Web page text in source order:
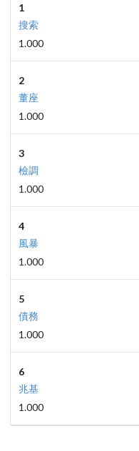
1
搜索
1.000
2
董座
1.000
3
檢調
1.000
4
風暴
1.000
5
債務
1.000
6
兆基
1.000